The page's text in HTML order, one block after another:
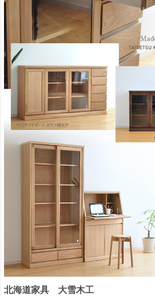
北海道家具 大雪木工